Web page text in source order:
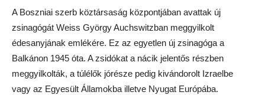
A Boszniai szerb köztársaság központjában avattak új
zsinagógát Weiss György Auchswitzban meggyilkolt
édesanyjának emlékére. Ez az egyetlen új zsinagóga a
Balkánon 1945 óta. A zsidókat a nácik jelentős részben
meggyilkolták, a túlélők jórésze pedig kivándorolt Izraelbe
vagy az Egyesült Államokba illetve Nyugat Európába.